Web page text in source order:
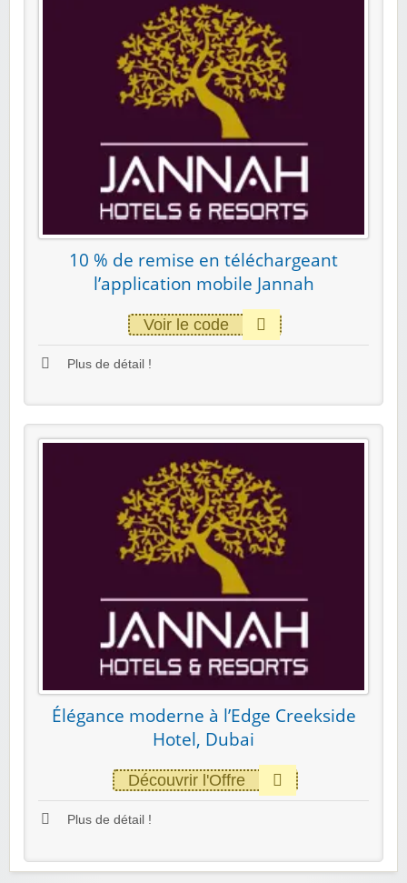
10 % de remise en téléchargeant
l’application mobile Jannah
Voir le code
Plus de détail !
Élégance moderne à l’Edge Creekside
Hotel, Dubai
Découvrir l'Offre
Plus de détail !